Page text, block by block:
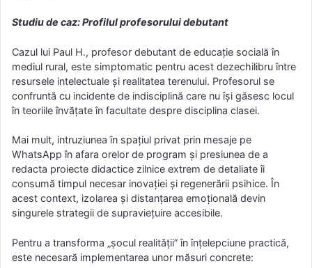
Studiu de caz: Profilul profesorului debutant
Cazul lui Paul H., profesor debutant de educație socială în
mediul rural, este simptomatic pentru acest dezechilibru între
resursele intelectuale și realitatea terenului. Profesorul se
confruntă cu incidente de indisciplină care nu își găsesc locul
în teoriile învățate în facultate despre disciplina clasei.
Mai mult, intruziunea în spațiul privat prin mesaje pe
WhatsApp în afara orelor de program și presiunea de a
redacta proiecte didactice zilnice extrem de detaliate îi
consumă timpul necesar inovației și regenerării psihice. În
acest context, izolarea și distanțarea emoțională devin
singurele strategii de supraviețuire accesibile.
Pentru a transforma „șocul realității” în înțelepciune practică,
este necesară implementarea unor măsuri concrete: